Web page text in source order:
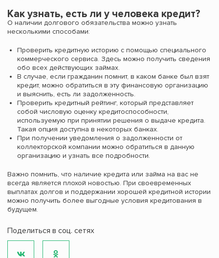
Как узнать, есть ли у человека кредит?
О наличии долгового обязательства можно узнать
несколькими способами:
Проверить кредитную историю с помощью специального
коммерческого сервиса. Здесь можно получить сведения
обо всех действующих займах.
В случае, если гражданин помнит, в каком банке был взят
кредит, можно обратиться в эту финансовую организацию
и выяснить, есть ли задолженность.
Проверить кредитный рейтинг, который представляет
собой числовую оценку кредитоспособности,
используемую при принятии решения о выдаче кредита.
Такая опция доступна в некоторых банках.
При получении уведомления о задолженности от
коллекторской компании можно обратиться в данную
организацию и узнать все подробности.
Важно помнить, что наличие кредита или займа на вас не
всегда является плохой новостью. При своевременных
выплатах долгов и поддержании хорошей кредитной истории
можно получить более выгодные условия кредитования в
будущем.
Поделиться в соц. сетях